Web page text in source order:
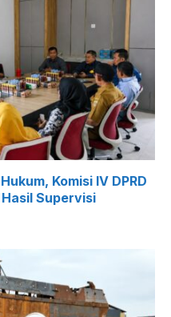
Komisi IV DPRD
Supervisi